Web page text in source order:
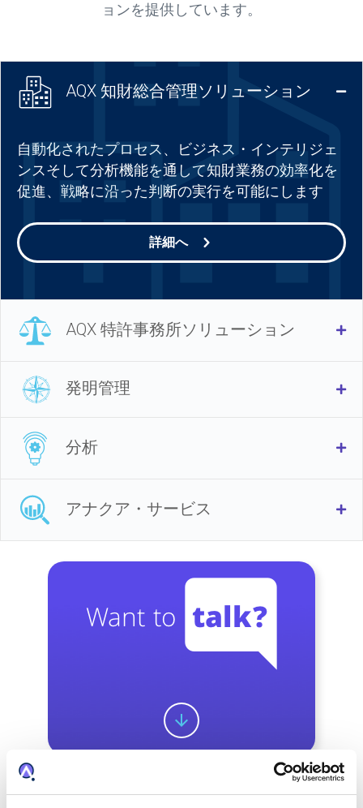
ョンを提供しています。
AQX 知財総合管理ソリューション
自動化されたプロセス、ビジネス・インテリジェ
ンスそして分析機能を通して知財業務の効率化を
促進、戦略に沿った判断の実行を可能にします
詳細へ
AQX 特許事務所ソリューション
発明管理
分析
アナクア・サービス